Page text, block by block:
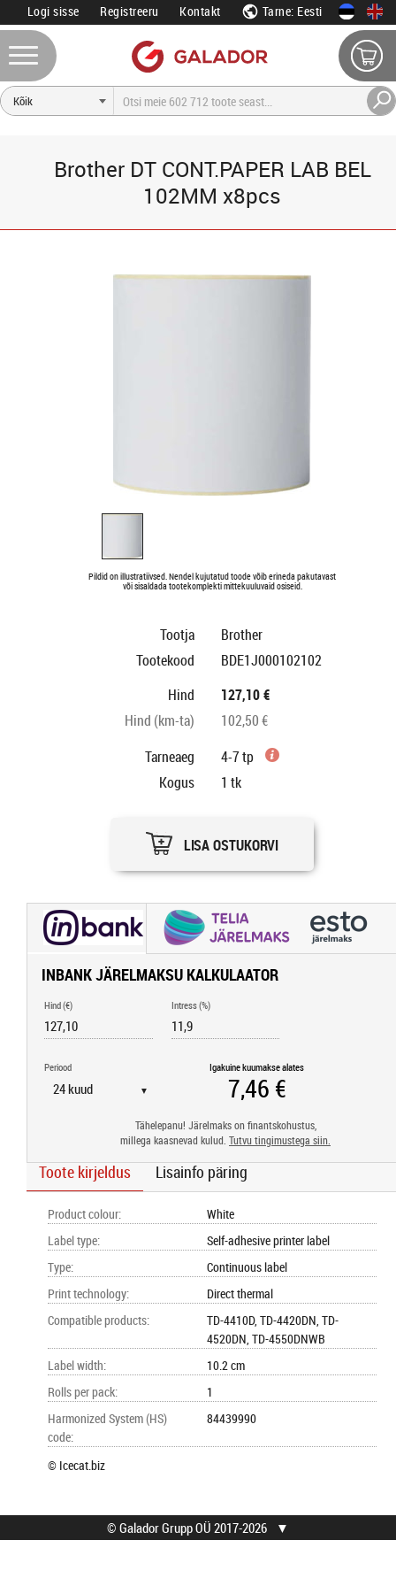
Logi sisse Registreeru Kontakt Tarne: Eesti
Brother DT CONT.PAPER LAB BEL
102MM x8pcs
Pildid on illustratiivsed. Nendel kujutatud toode võib erineda pakutavast
või sisaldada tootekomplekti mittekuuluvaid osiseid.
Tootja
Brother
Tootekood
BDE1J000102102
Hind
127,10 €
Hind (km-ta)
102,50 €
Tarneaeg
4-7 tp
Kogus
1 tk
LISA OSTUKORVI
INBANK JÄRELMAKSU KALKULAATOR
Hind (€) Intress (%)
Periood
▼
Igakuine kuumakse alates
Tähelepanu! Järelmaks on finantskohustus,
millega kaasnevad kulud. Tutvu tingimustega siin.
Toote kirjeldus Lisainfo päring
Product colour:
White
Label type:
Self-adhesive printer label
Type:
Continuous label
Print technology:
Direct thermal
Compatible products:
TD-4410D, TD-4420DN, TD-
4520DN, TD-4550DNWB
Label width:
10.2 cm
Rolls per pack:
1
Harmonized System (HS)
code:
84439990
© Icecat.biz
© Galador Grupp OÜ 2017-2026 ▼